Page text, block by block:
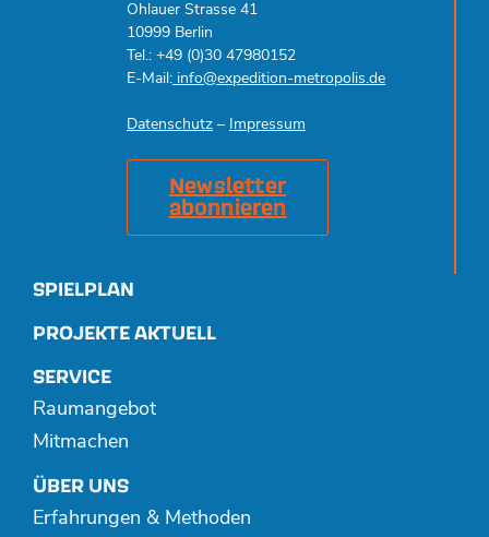
Ohlauer Strasse 41
10999 Berlin
Tel.: +49 (0)30 47980152
E-Mail: info@expedition-metropolis.de
Datenschutz – Impressum
Newsletter
abonnieren
SPIELPLAN
PROJEKTE AKTUELL
SERVICE
Raumangebot
Mitmachen
ÜBER UNS
Erfahrungen & Methoden